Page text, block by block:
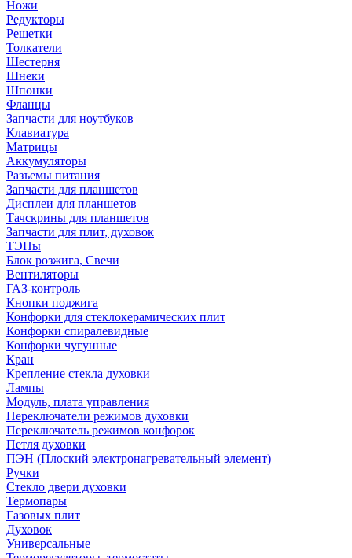
Ножи
Редукторы
Решетки
Толкатели
Шестерня
Шнеки
Шпонки
Фланцы
Запчасти для ноутбуков
Клавиатура
Матрицы
Аккумуляторы
Разъемы питания
Запчасти для планшетов
Дисплеи для планшетов
Тачскрины для планшетов
Запчасти для плит, духовок
ТЭНы
Блок розжига, Свечи
Вентиляторы
ГАЗ-контроль
Кнопки поджига
Конфорки для стеклокерамических плит
Конфорки спиралевидные
Конфорки чугунные
Кран
Крепление стекла духовки
Лампы
Модуль, плата управления
Переключатели режимов духовки
Переключатель режимов конфорок
Петля духовки
ПЭН (Плоский электронагревательный элемент)
Ручки
Стекло двери духовки
Термопары
Газовых плит
Духовок
Универсальные